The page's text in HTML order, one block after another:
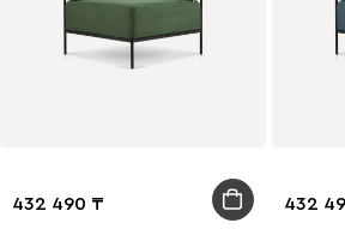
432 490 432